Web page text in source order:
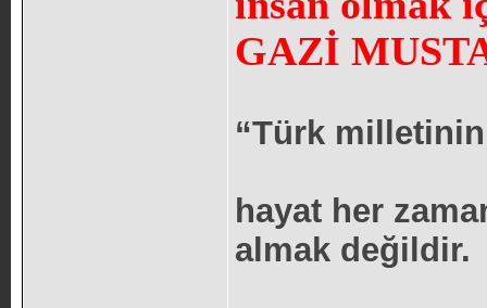
GAZİ
“Türk
hayat her
almak değildir.